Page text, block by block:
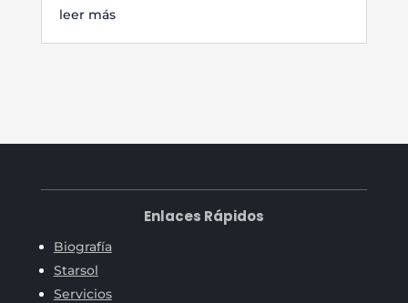
leer más
Enlaces Rápidos
Biografía
Starsol
Servicios